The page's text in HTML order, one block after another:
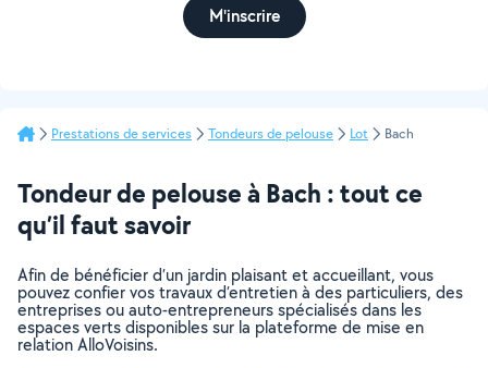
M'inscrire
Prestations de services Tondeurs de pelouse Lot Bach
Tondeur de pelouse à Bach : tout ce
qu’il faut savoir
Afin de bénéficier d’un jardin plaisant et accueillant, vous
pouvez confier vos travaux d’entretien à des particuliers, des
entreprises ou auto-entrepreneurs spécialisés dans les
espaces verts disponibles sur la plateforme de mise en
relation AlloVoisins.